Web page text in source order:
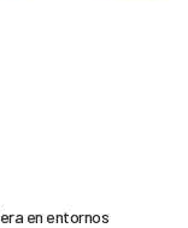
en entornos